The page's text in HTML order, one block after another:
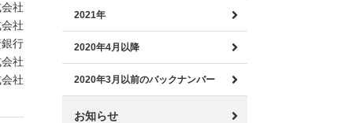
社
社
行
社
社
2021年
2020年4月以降
2020年3月以前のバックナンバー
お知らせ